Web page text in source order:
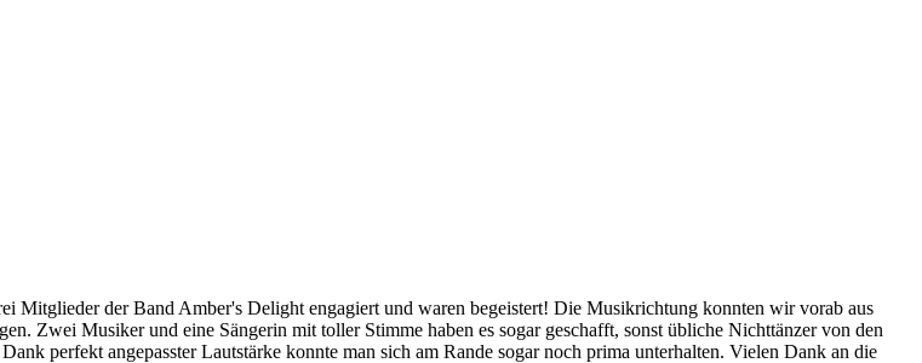
Mitglieder der Band Amber's Delight engagiert und waren begeistert! Die Musikrichtung konnten wir vorab aus
Zwei Musiker und eine Sängerin mit toller Stimme haben es sogar geschafft, sonst übliche Nichttänzer von den
perfekt angepasster Lautstärke konnte man sich am Rande sogar noch prima unterhalten. Vielen Dank an die